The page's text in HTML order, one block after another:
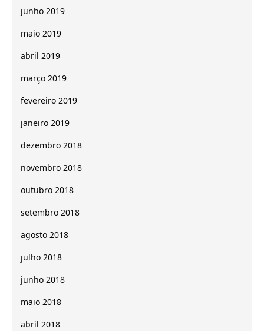
junho 2019
maio 2019
abril 2019
março 2019
fevereiro 2019
janeiro 2019
dezembro 2018
novembro 2018
outubro 2018
setembro 2018
agosto 2018
julho 2018
junho 2018
maio 2018
abril 2018